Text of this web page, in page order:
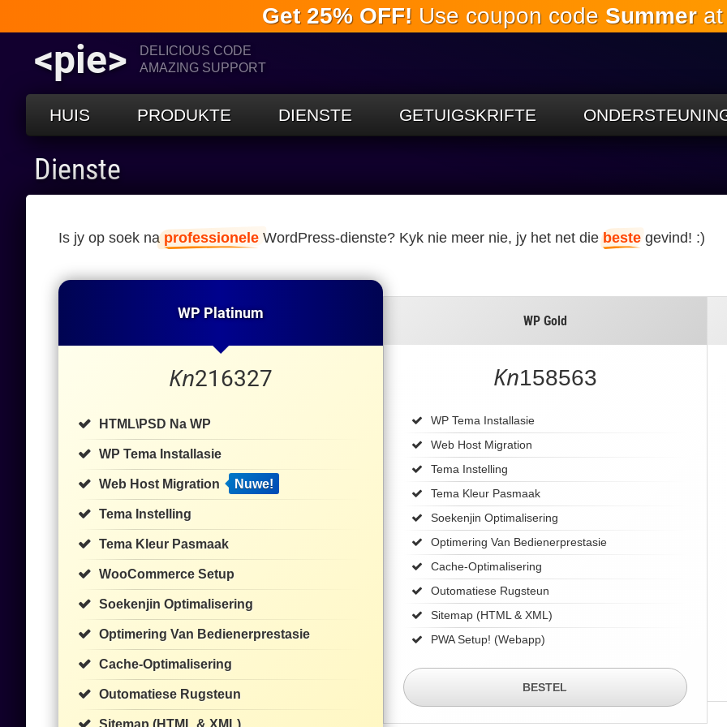
Slaan oor
na die
Get 25% OFF! Use coupon code Summerat
<pie>
DELICIOUS CODE
AMAZING SUPPORT
HUIS PRODUKTE DIENSTE GETUIGSKRIFTE
Dienste
Is jy op soek na professionele WordPress-dienste? Kyk nie meer nie, jy het net diebeste gevind! :)
WP Platinum
Kn216327
HTML\PSD Na WP
WP Tema Installasie
Web Host Migration Nuwe!
Tema Instelling
Tema Kleur Pasmaak
WooCommerce Setup
Soekenjin Optimalisering
Optimering Van Bedienerprestasie
Cache-Optimalisering
Outomatiese Rugsteun
Sitemap (HTML & XML)
WP Gold
Kn158563
WP Tema Installasie
Web Host Migration
Tema Instelling
Tema Kleur Pasmaak
Soekenjin Optimalisering
Optimering Van Bedienerprestasie
Cache-Optimalisering
Outomatiese Rugsteun
Sitemap (HTML & XML)
PWA Setup! (Webapp)
BESTEL